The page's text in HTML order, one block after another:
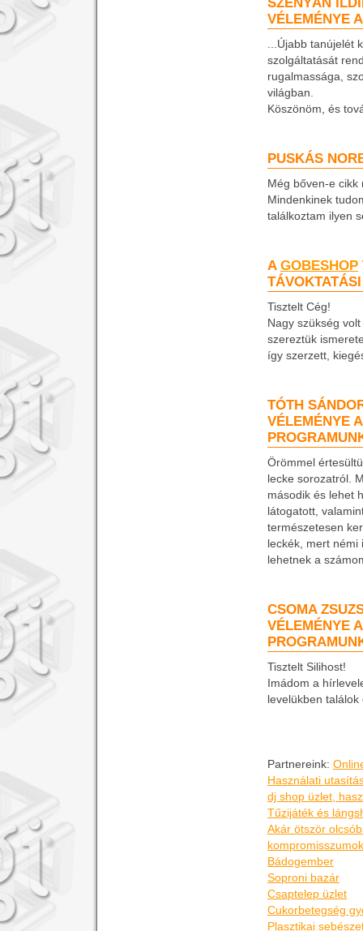
VÉLEMÉNYE
...Újabb
szolgáltatását
rugalmassága,
világban.
Köszönöm, és
PUSKÁS
Még bőven-e cikk
Mindenkinek
találkoztam ilyen
A GOBESHOP
Tisztelt Cég!
Nagy szükség
szereztük
így szerzett,
TÓTH
VÉLEMÉNYE
Örömmel
lecke sorozatról.
második és lehet
látogatott,
természetesen
leckék, mert némi
lehetnek a
CSOMA
VÉLEMÉNYE
Tisztelt Silihost!
Imádom a
levelükben
Partnereink:
Használati
dj shop üzlet,
Tűzijáték és
Akár ötször
Bádogember
Soproni bazár
Csaptelep üzlet
Cukorbetegség
Plasztikai